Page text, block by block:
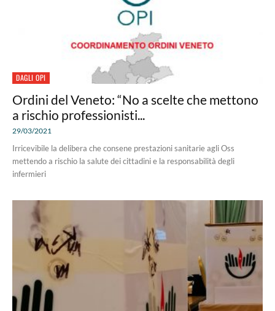
DAGLI OPI
Ordini del Veneto: “No a scelte che mettono
a rischio professionisti...
29/03/2021
Irricevibile la delibera che consene prestazioni sanitarie agli Oss
mettendo a rischio la salute dei cittadini e la responsabilità degli
infermieri